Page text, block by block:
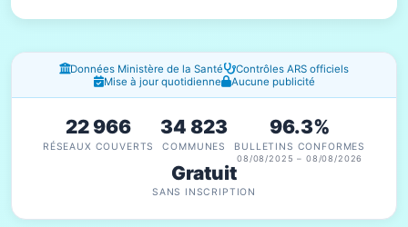
Fenêtres d'information
Données Ministère de la Santé
Contrôles ARS officiels
Mise à jour quotidienne
Aucune publicité
22 966
RÉSEAUX COUVERTS
34 823
COMMUNES
96.3%
BULLETINS CONFORMES
08/08/2025 – 08/08/2026
Gratuit
SANS INSCRIPTION